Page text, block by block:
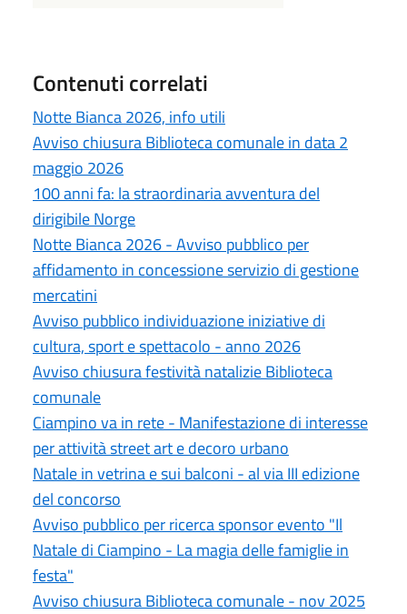
Contenuti correlati
Notte Bianca 2026, info utili
Avviso chiusura Biblioteca comunale in data 2
maggio 2026
100 anni fa: la straordinaria avventura del
dirigibile Norge
Notte Bianca 2026 - Avviso pubblico per
affidamento in concessione servizio di gestione
mercatini
Avviso pubblico individuazione iniziative di
cultura, sport e spettacolo - anno 2026
Avviso chiusura festività natalizie Biblioteca
comunale
Ciampino va in rete - Manifestazione di interesse
per attività street art e decoro urbano
Natale in vetrina e sui balconi - al via III edizione
del concorso
Avviso pubblico per ricerca sponsor evento "Il
Natale di Ciampino - La magia delle famiglie in
festa"
Avviso chiusura Biblioteca comunale - nov 2025